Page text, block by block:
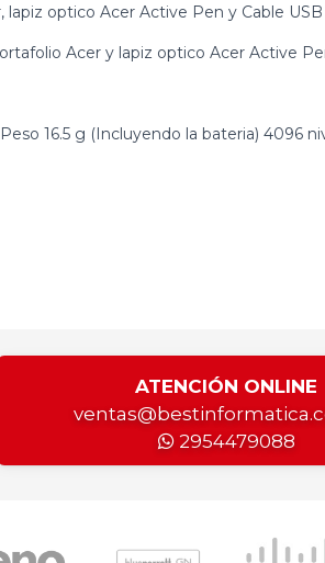
optico Acer Active Pen y Cable
Acer y lapiz optico Acer Active
16.5 g (Incluyendo la bateria) 4096
ATENCIÓN ONLINE
2954479088